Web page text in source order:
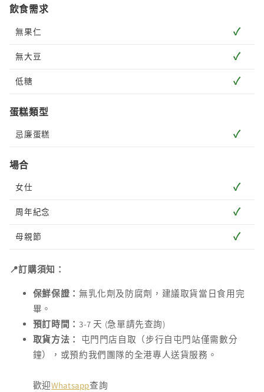
飲食需求
無果仁 ✓
無大豆 ✓
低糖 ✓
蛋糕類型
忌廉蛋糕 ✓
場合
女仕 ✓
周年紀念 ✓
母親節 ✓
📍訂購須知：
保鮮保證： 無乳化劑及防腐劑，建議取貨當日食用完
畢。
預訂時間： 3-7 天 (急單請先查詢)
取貨方法：
屯門門店自取（步行自屯門站僅需數分
鐘），或預約我們團隊的全港專人送貨服務。
歡迎Whatsapp查詢